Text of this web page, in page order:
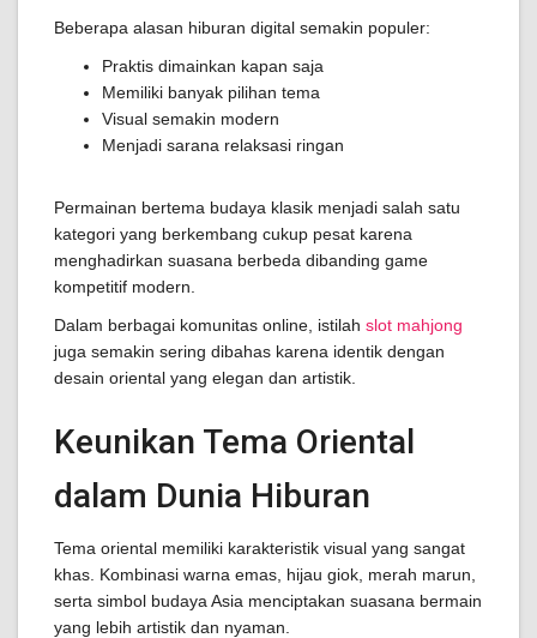
Beberapa alasan hiburan digital semakin populer:
Praktis dimainkan kapan saja
Memiliki banyak pilihan tema
Visual semakin modern
Menjadi sarana relaksasi ringan
Permainan bertema budaya klasik menjadi salah satu
kategori yang berkembang cukup pesat karena
menghadirkan suasana berbeda dibanding game
kompetitif modern.
Dalam berbagai komunitas online, istilah slot mahjong
juga semakin sering dibahas karena identik dengan
desain oriental yang elegan dan artistik.
Keunikan Tema Oriental
dalam Dunia Hiburan
Tema oriental memiliki karakteristik visual yang sangat
khas. Kombinasi warna emas, hijau giok, merah marun,
serta simbol budaya Asia menciptakan suasana bermain
yang lebih artistik dan nyaman.